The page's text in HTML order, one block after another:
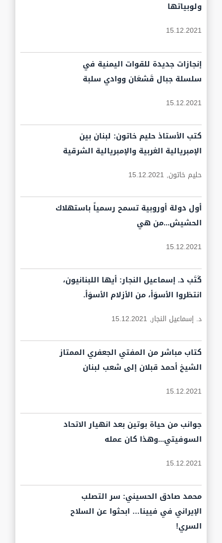
ولوبياتها
15.12.2021
إنجازات جديدة للقوات اليمنية في
سلسلة جبال قَشعَان ووادي سلبة
15.12.2021
كتب الأستاذ حليم خاتون: لبنان بين
الإمبريالية الغربية والإمبريالية الشرقية
حليم خاتون, 15.12.2021
أول دولة أوروبية تسمح رسمياً باستهلاك
الحشيش...من هي
15.12.2021
كَتَب د. إسماعيل النجار: أيها اللبنانيون،
انتظروا الأسوَأ، من الأزلام الأسوَأ.
د. إسماعيل النجار, 15.12.2021
كتاب مباشر من المفتي الجعفري الممتاز
الشيخ أحمد قبلان إلى شعب لبنان
15.12.2021
جوانب من حياة بوتين بعد انهيار الاتحاد
السوفيتي...وهذا كان عمله
15.12.2021
محمد صادق الحسيني: سر التصلب
الإيراني في فيينا… ابحثوا عن السلاح
السري!